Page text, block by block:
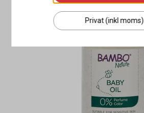
Privat (inkl moms)